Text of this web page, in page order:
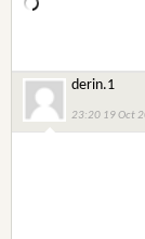
derin.1
23:20 19 Oct